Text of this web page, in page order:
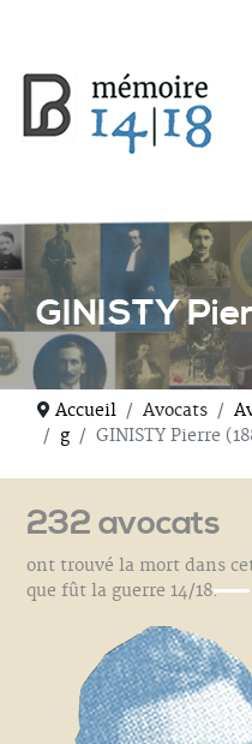
GINISTY
Accueil Avocats
g
GINISTY Pierre
232 avocats
ont trouvé la mort dans
que fût la guerre 14/18.